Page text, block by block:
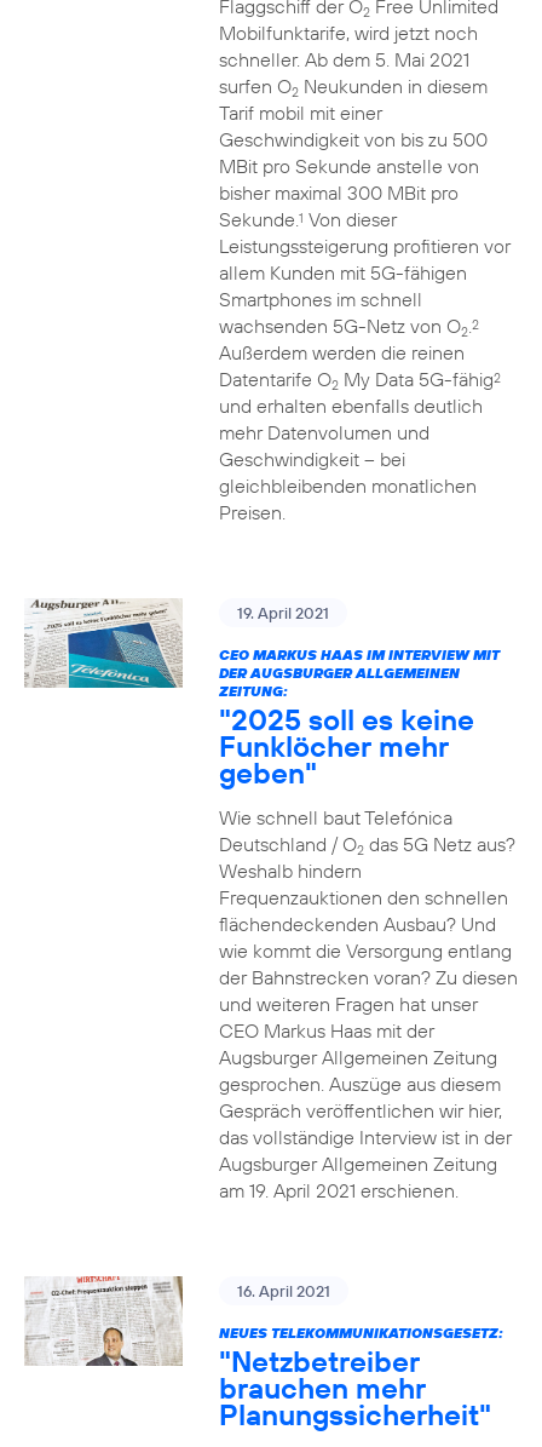
Flaggschiff der O2Free Unlimited
Mobilfunktarife, wird jetzt noch
schneller. Ab dem 5. Mai 2021
surfen O2Neukunden in diesem
Tarif mobil mit einer
Geschwindigkeit von bis zu 500
MBit pro Sekunde anstelle von
bisher maximal 300 MBit pro
Sekunde.1 Von dieser
Leistungssteigerung profitieren vor
allem Kunden mit 5G-fähigen
Smartphones im schnell
wachsenden 5G-Netz von O2.2
Außerdem werden die reinen
Datentarife O2My Data 5G-fähig2
und erhalten ebenfalls deutlich
mehr Datenvolumen und
Geschwindigkeit – bei
gleichbleibenden monatlichen
Preisen.
19. April 2021
CEO MARKUS HAAS IM INTERVIEW MIT
DER AUGSBURGER ALLGEMEINEN
ZEITUNG:
"2025 soll es keine
Funklöcher mehr
geben"
Wie schnell baut Telefónica
Deutschland / O2das 5G Netz aus?
Weshalb hindern
Frequenzauktionen den schnellen
flächendeckenden Ausbau? Und
wie kommt die Versorgung entlang
der Bahnstrecken voran? Zu diesen
und weiteren Fragen hat unser
CEO Markus Haas mit der
Augsburger Allgemeinen Zeitung
gesprochen. Auszüge aus diesem
Gespräch veröffentlichen wir hier,
das vollständige Interview ist in der
Augsburger Allgemeinen Zeitung
am 19. April 2021 erschienen.
16. April 2021
NEUES TELEKOMMUNIKATIONSGESETZ:
"Netzbetreiber
brauchen mehr
Planungssicherheit"